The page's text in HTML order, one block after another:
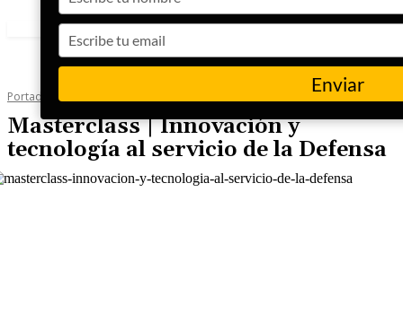
Portada Inteligencia
Masterclass | Innovación y
tecnología al servicio de la Defensa
your
name
your
email
Enviar